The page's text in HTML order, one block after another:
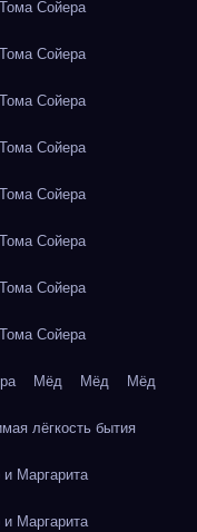
Сойера
Сойера
Сойера
Сойера
Сойера
Сойера
Сойера
Сойера
Мёд Мёд Мёд
лёгкость бытия
Маргарита
Маргарита